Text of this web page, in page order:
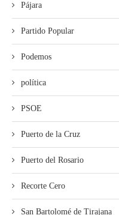
Pájara
Partido Popular
Podemos
política
PSOE
Puerto de la Cruz
Puerto del Rosario
Recorte Cero
San Bartolomé de Tirajana